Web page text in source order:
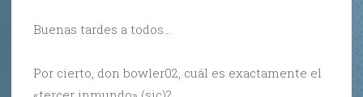
Buenas tardes a todos…
Por cierto, don bowler02, cuál es exactamente el